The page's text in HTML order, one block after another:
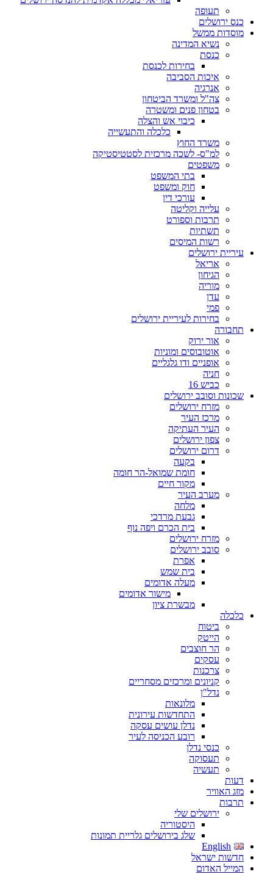
תעופה
כנס ירושלים
מוסדות ממשל
נשיא המדינה
כנסת
בחירות לכנסת
איכות הסביבה
אנרגיה
צה"ל ומשרד הביטחון
בטחון פנים ומשטרה
כיבוי אש והצלה
כלכלה והתעשייה
משרד החוץ
למ"ס- לשכה מרכזית לסטטיסטיקה
משפטים
בתי המשפט
חוק ומשפט
עורכי דין
עלייה וקליטה
תרבות וספורט
תשתיות
רשות המיסים
עיריית ירושלים
אריאל
הגיחון
מוריה
עדן
פמי
בחירות לעיריית ירושלים
תחבורה
אור ירוק
אוטובוסים ומוניות
אופניים ודו גלגליים
חניה
כביש 16
שכונות וסובב ירושלים
מזרח ירושלים
מרכז העיר
העיר העתיקה
צפון ירושלים
דרום ירושלים
בקעה
חומת שמואל-הר חומה
מקור חיים
מערב העיר
מלחה
גבעת מרדכי
בית הכרם ויפה נוף
מזרח ירושלים
סובב ירושלים
אפרת
בית שמש
מעלה אדומים
מישור אדומים
מבשרת ציון
כלכלה
ביטוח
הייטק
הר חוצבים
עסקים
צרכנות
קניונים ומרכזים מסחריים
נדל"ן
מלונאות
התחדשות עירונית
נדלן עושים עסקה
רובע הכניסה לעיר
כנסי נדלן
תעסוקה
תעשיה
דעות
מזג האוויר
תרבות
ירושלים שלי
היסטוריה
שלג בירושלים גלריית תמונות
English
חדשות ישראל
המייל האדום